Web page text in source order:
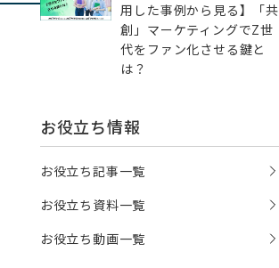
用した事例から見る】「共
創」マーケティングでZ世
代をファン化させる鍵と
は？
お役立ち情報
お役立ち記事一覧
お役立ち資料一覧
お役立ち動画一覧